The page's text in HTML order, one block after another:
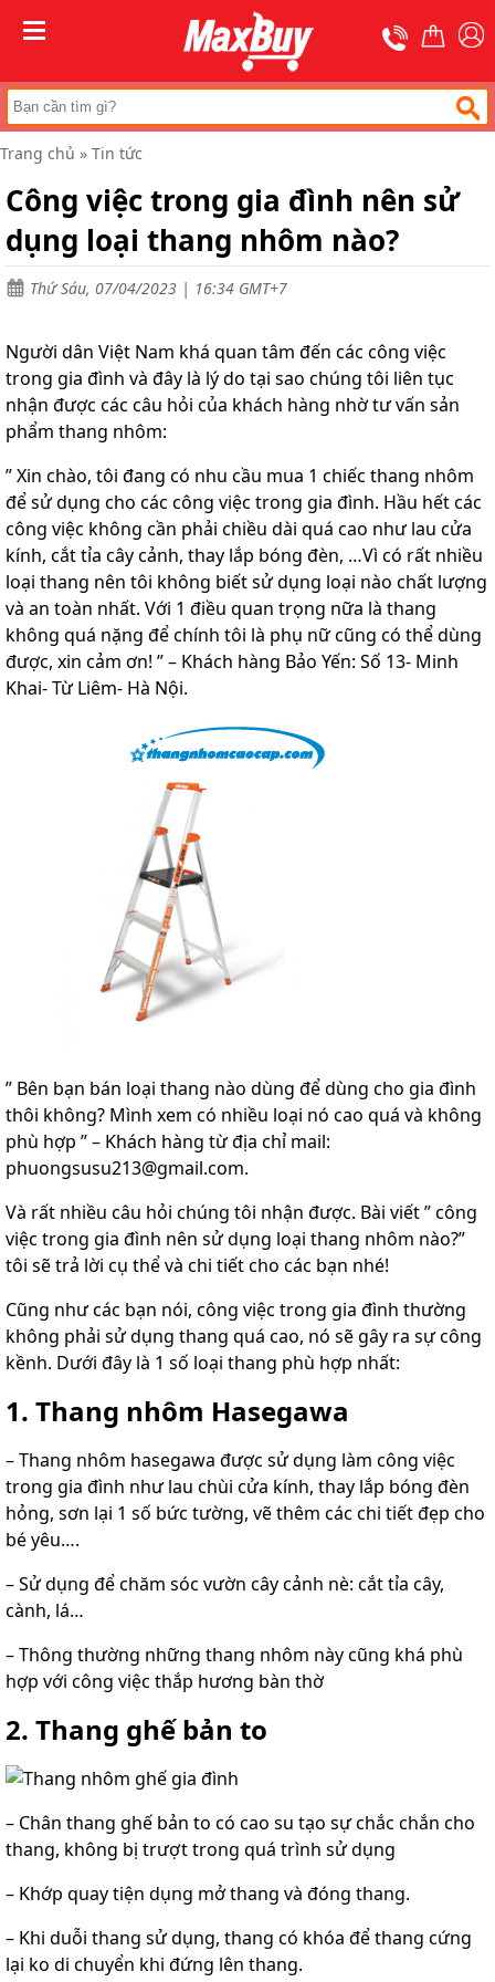
Trang
chủ
Thang
chữ
A
nhôm
rút
Thang
nhôm
cách
điện
Thang
nhôm
ghế
Thang
nhôm
(
rút
lồng
)
Thang
nhôm
gấp
4
khúc
Thang
nhôm
Trang chủ » Tin tức
Công việc trong gia đình nên sử
dụng loại thang nhôm nào?
Thứ Sáu, 07/04/2023 | 16:34 GMT+7
Người dân Việt Nam khá quan tâm đến các công việc
trong gia đình và đây là lý do tại sao chúng tôi liên tục
nhận được các câu hỏi của khách hàng nhờ tư vấn sản
phẩm thang nhôm:
” Xin chào, tôi đang có nhu cầu mua 1 chiếc thang nhôm
để sử dụng cho các công việc trong gia đình. Hầu hết các
công việc không cần phải chiều dài quá cao như lau cửa
kính, cắt tỉa cây cảnh, thay lắp bóng đèn, …Vì có rất nhiều
loại thang nên tôi không biết sử dụng loại nào chất lượng
và an toàn nhất. Với 1 điều quan trọng nữa là thang
không quá nặng để chính tôi là phụ nữ cũng có thể dùng
được, xin cảm ơn! ” – Khách hàng Bảo Yến: Số 13- Minh
Khai- Từ Liêm- Hà Nội.
” Bên bạn bán loại thang nào dùng để dùng cho gia đình
thôi không? Mình xem có nhiều loại nó cao quá và không
phù hợp ” – Khách hàng từ địa chỉ mail:
phuongsusu213@gmail.com.
Và rất nhiều câu hỏi chúng tôi nhận được. Bài viết ” công
việc trong gia đình nên sử dụng loại thang nhôm nào?”
tôi sẽ trả lời cụ thể và chi tiết cho các bạn nhé!
Cũng như các bạn nói, công việc trong gia đình thường
không phải sử dụng thang quá cao, nó sẽ gây ra sự công
kềnh. Dưới đây là 1 số loại thang phù hợp nhất:
1. Thang nhôm Hasegawa
– Thang nhôm hasegawa được sử dụng làm công việc
trong gia đình như lau chùi cửa kính, thay lắp bóng đèn
hỏng, sơn lại 1 số bức tường, vẽ thêm các chi tiết đẹp cho
bé yêu….
– Sử dụng để chăm sóc vườn cây cảnh nè: cắt tỉa cây,
cành, lá…
– Thông thường những thang nhôm này cũng khá phù
hợp với công việc thắp hương bàn thờ
2. Thang ghế bản to
– Chân thang ghế bản to có cao su tạo sự chắc chắn cho
thang, không bị trượt trong quá trình sử dụng
– Khớp quay tiện dụng mở thang và đóng thang.
– Khi duỗi thang sử dụng, thang có khóa để thang cứng
lại ko di chuyển khi đứng lên thang.